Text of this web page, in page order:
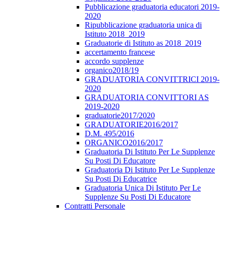
Pubblicazione graduatoria educatori 2019-
2020
Ripubblicazione graduatoria unica di
Istituto 2018_2019
Graduatorie di Istituto as 2018_2019
accertamento francese
accordo supplenze
organico2018/19
GRADUATORIA CONVITTRICI 2019-
2020
GRADUATORIA CONVITTORI AS
2019-2020
graduatorie2017/2020
GRADUATORIE2016/2017
D.M. 495/2016
ORGANICO2016/2017
Graduatoria Di Istituto Per Le Supplenze
Su Posti Di Educatore
Graduatoria Di Istituto Per Le Supplenze
Su Posti Di Educatrice
Graduatoria Unica Di Istituto Per Le
Supplenze Su Posti Di Educatore
Contratti Personale